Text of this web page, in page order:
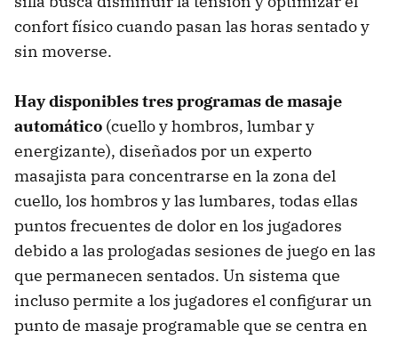
confort físico cuando pasan las horas sentado y
sin moverse.
Hay disponibles tres programas de masaje
automático (cuello y hombros, lumbar y
energizante), diseñados por un experto
masajista para concentrarse en la zona del
cuello, los hombros y las lumbares, todas ellas
puntos frecuentes de dolor en los jugadores
debido a las prologadas sesiones de juego en las
que permanecen sentados. Un sistema que
incluso permite a los jugadores el configurar un
punto de masaje programable que se centra en